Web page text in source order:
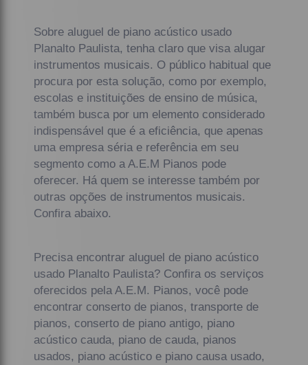
Sobre aluguel de piano acústico usado
Planalto Paulista, tenha claro que visa alugar
instrumentos musicais. O público habitual que
procura por esta solução, como por exemplo,
escolas e instituições de ensino de música,
também busca por um elemento considerado
indispensável que é a eficiência, que apenas
uma empresa séria e referência em seu
segmento como a A.E.M Pianos pode
oferecer. Há quem se interesse também por
outras opções de instrumentos musicais.
Confira abaixo.
Precisa encontrar aluguel de piano acústico
usado Planalto Paulista? Confira os serviços
oferecidos pela A.E.M. Pianos, você pode
encontrar conserto de pianos, transporte de
pianos, conserto de piano antigo, piano
acústico cauda, piano de cauda, pianos
usados, piano acústico e piano causa usado,